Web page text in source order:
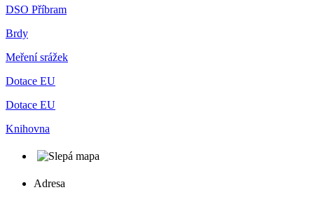
DSO Příbram
Brdy
Meření srážek
Dotace EU
Dotace EU
Knihovna
Adresa